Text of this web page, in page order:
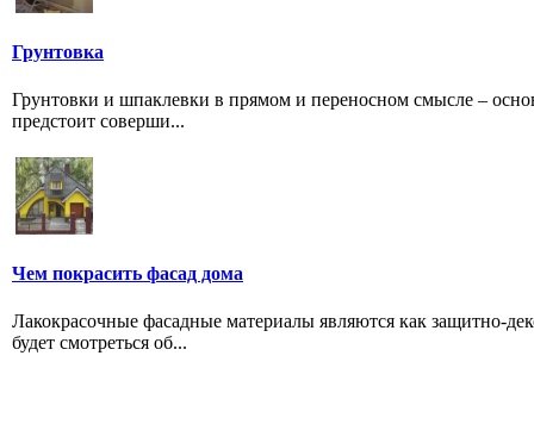
Грунтовка
Грунтовки и шпаклевки в прямом и переносном смысле –
предстоит соверши...
Чем покрасить фасад дома
Лакокрасочные фасадные материалы являются как защитно-
будет смотреться об...